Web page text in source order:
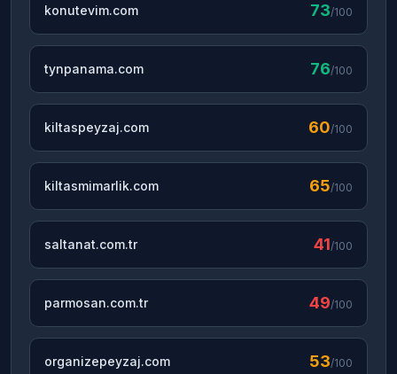
konutevim.com 73/100
tynpanama.com 76/100
kiltaspeyzaj.com 60/100
kiltasmimarlik.com 65/100
saltanat.com.tr 41/100
parmosan.com.tr 49/100
organizepeyzaj.com 53/100